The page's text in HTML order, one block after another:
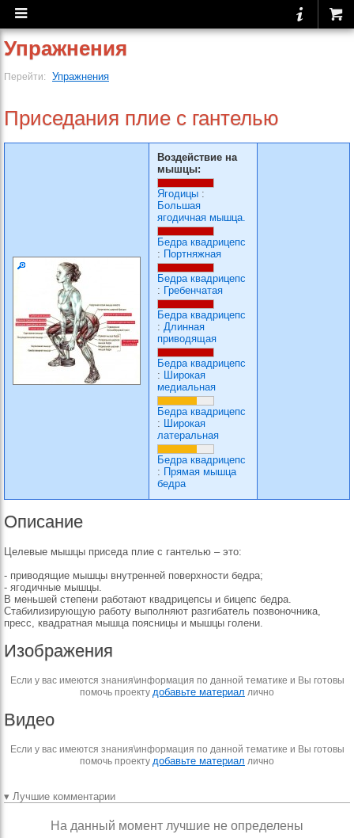
Упражнения
Перейти: Упражнения
Приседания плие с гантелью
Воздействие на
мышцы:
Ягодицы :
Большая
ягодичная мышца.
Бедра квадрицепс
: Портняжная
Бедра квадрицепс
: Гребенчатая
Бедра квадрицепс
: Длинная
приводящая
Бедра квадрицепс
: Широкая
медиальная
Бедра квадрицепс
: Широкая
латеральная
Бедра квадрицепс
: Прямая мышца
бедра
Описание
Целевые мышцы приседа плие с гантелью – это:
- приводящие мышцы внутренней поверхности бедра;
- ягодичные мышцы.
В меньшей степени работают квадрицепсы и бицепс бедра.
Стабилизирующую работу выполняют разгибатель позвоночника,
пресс, квадратная мышца поясницы и мышцы голени.
Изображения
Если у вас имеются знания\информация по данной тематике и Вы готовы
помочь проекту добавьте материал лично
Видео
Если у вас имеются знания\информация по данной тематике и Вы готовы
помочь проекту добавьте материал лично
▾ Лучшие комментарии
На данный момент лучшие не определены